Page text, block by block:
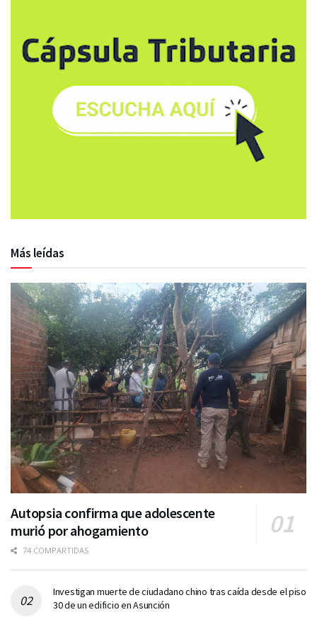
Más leídas
Autopsia confirma que adolescente
murió por ahogamiento
74 COMPARTIDAS
Investigan muerte de ciudadano chino tras caída desde el piso
30 de un edificio en Asunción